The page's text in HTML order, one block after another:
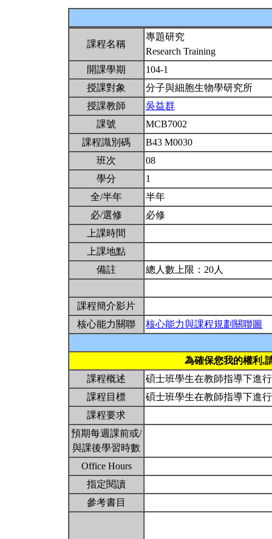
課程名稱
專題研究
Research Training
開課學期
104-1
授課對象
分子與細胞生物學研究所
授課教師
吳益群
課號
MCB7002
課程識別碼
B43 M0030
班次
08
學分
1
全/半年
半年
必/選修
必修
上課時間
上課地點
備註
總人數上限：20人
課程簡介影片
核心能力關聯
核心能力與課程規劃關聯圖
為確保您我的權利,
課程概述
碩士班學生在教師指導下進
課程目標
碩士班學生在教師指導下進
課程要求
預期每週課前或/
與課後學習時數
Office Hours
指定閱讀
參考書目